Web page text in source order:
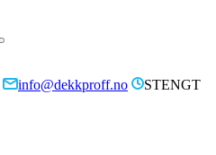
info@dekkproff.no
STENGT